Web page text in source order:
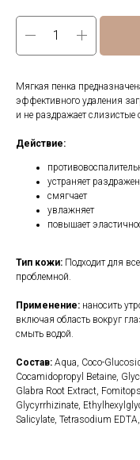
Мягкая пенка
эффективного удаления
и не раздражает слизистые
Действие:
устраняет
смягчает
увлажняет
повышает
Тип кожи: Подходит для
проблемной.
Применение: наносить
включая область вокруг
смыть водой.
Состав: Aqua, Coco-
Cocamidopropyl Betaine,
Glabra Root Extract,
Glycyrrhizinate,
Salicylate, Tetrasodium